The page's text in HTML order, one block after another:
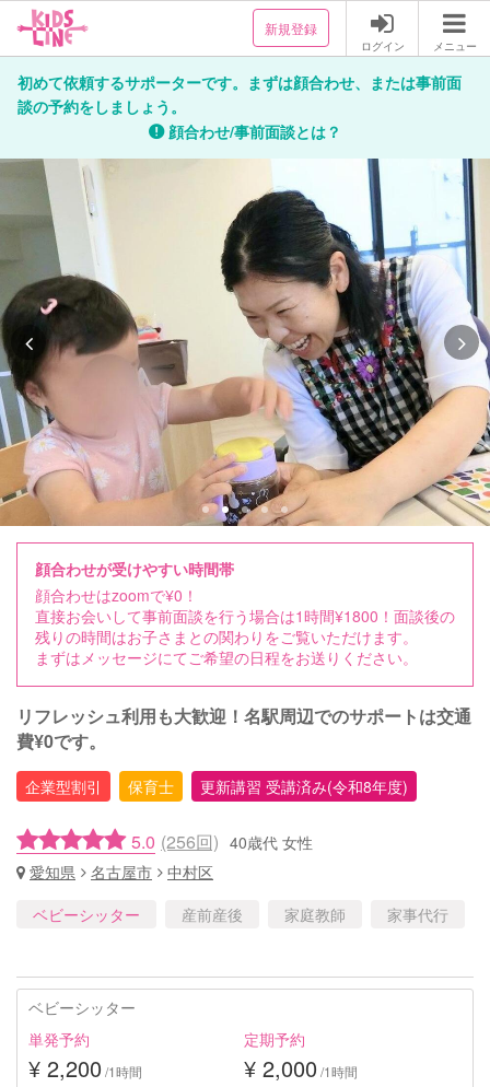
新規登録
ログイン メニュー
初めて依頼するサポーターです。まずは顔合わせ、または事前面
談の予約をしましょう。
顔合わせ/事前面談とは？
顔合わせが受けやすい時間帯
顔合わせはzoomで¥0！
直接お会いして事前面談を行う場合は1時間¥1800！面談後の
残りの時間はお子さまとの関わりをご覧いただけます。
まずはメッセージにてご希望の日程をお送りください。
リフレッシュ利用も大歓迎！名駅周辺でのサポートは交通
費¥0です。
企業型割引 保育士 更新講習 受講済み(令和8年度)
5.0 (256回) 40歳代 女性
愛知県
名古屋市
中村区
ベビーシッター
産前産後 家庭教師 家事代行
ベビーシッター
単発予約
¥ 2,200 /1時間
定期予約
¥ 2,000 /1時間